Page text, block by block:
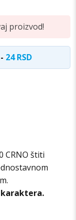
proizvod!
- 24 RSD
CRNO štiti